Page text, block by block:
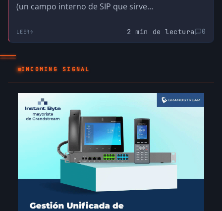
(un campo interno de SIP que sirve…
LEER 2 min de lectura 0
INCOMING SIGNAL